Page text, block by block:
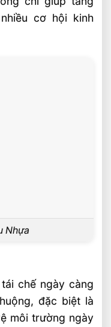
cơ hội kinh
Nhựa
chế ngày càng
đặc biệt là
môi trường ngày